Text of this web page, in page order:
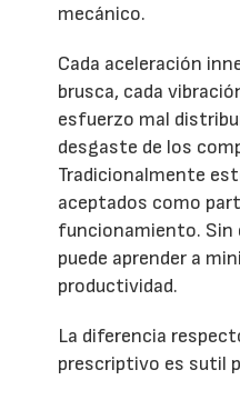
mecánico.
Cada aceleración
brusca, cada
esfuerzo mal
desgaste de los
Tradicionalmente
aceptados como
funcionamiento. Sin
puede aprender a
productividad.
La diferencia
prescriptivo es sutil